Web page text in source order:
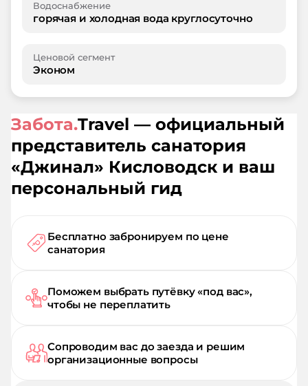
Водоснабжение
горячая и холодная вода круглосуточно
Ценовой сегмент
Эконом
Забота.Travel — официальный
представитель санатория
«Джинал» Кисловодск и ваш
персональный гид
Бесплатно забронируем по цене
санатория
Поможем выбрать путёвку «под вас»,
чтобы не переплатить
Сопроводим вас до заезда и решим
организационные вопросы